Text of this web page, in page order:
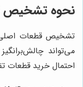
نحوه تشخیص
تشخیص قطعات اصلی
می‌تواند
احتمال خرید قطعات